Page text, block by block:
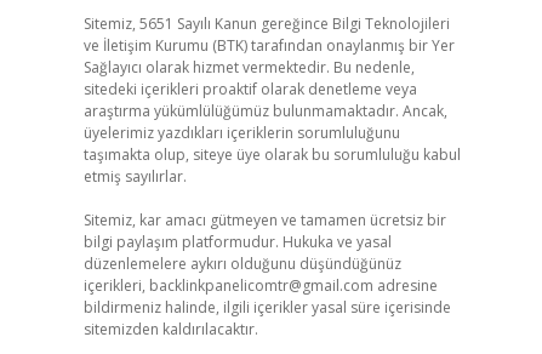
Sitemiz, 5651 Sayılı Kanun gereğince Bilgi Teknolojileri
ve İletişim Kurumu (BTK) tarafından onaylanmış bir Yer
Sağlayıcı olarak hizmet vermektedir. Bu nedenle,
sitedeki içerikleri proaktif olarak denetleme veya
araştırma yükümlülüğümüz bulunmamaktadır. Ancak,
üyelerimiz yazdıkları içeriklerin sorumluluğunu
taşımakta olup, siteye üye olarak bu sorumluluğu kabul
etmiş sayılırlar.
Sitemiz, kar amacı gütmeyen ve tamamen ücretsiz bir
bilgi paylaşım platformudur. Hukuka ve yasal
düzenlemelere aykırı olduğunu düşündüğünüz
içerikleri, backlinkpanelicomtr@gmail.com adresine
bildirmeniz halinde, ilgili içerikler yasal süre içerisinde
sitemizden kaldırılacaktır.